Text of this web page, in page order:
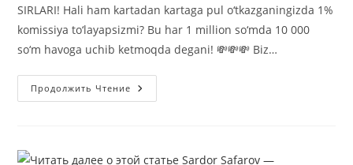
SIRLARI! ​Hali ham kartadan kartaga pul o‘tkazganingizda 1%
komissiya to‘layapsizmi? Bu har 1 million so‘mda 10 000
so‘m havoga uchib ketmoqda degani! 💸💸💸 ​Biz…
Продолжить Чтение BANKLARGA
ORTIQCHA
SIRLARI!